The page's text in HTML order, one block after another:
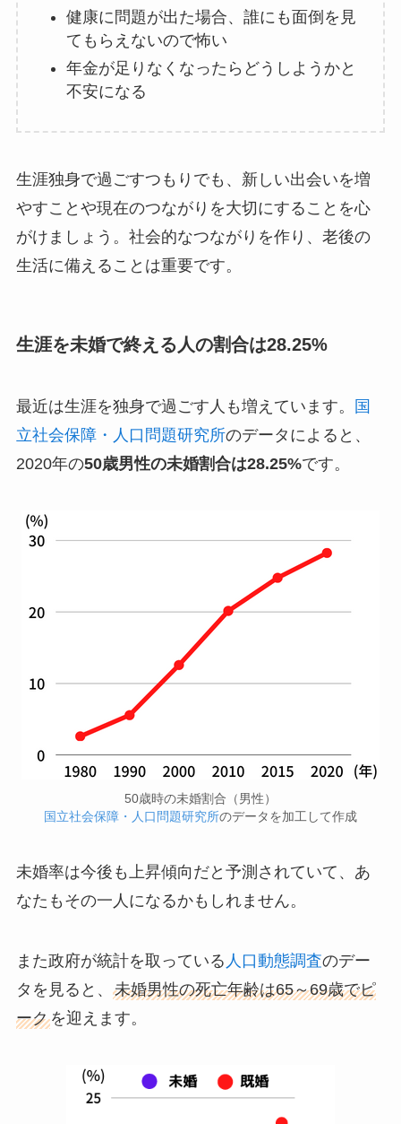
健康に問題が出た場合、誰にも面倒を見
てもらえないので怖い
年金が足りなくなったらどうしようかと
不安になる
生涯独身で過ごすつもりでも、新しい出会いを増
やすことや現在のつながりを大切にすることを心
がけましょう。社会的なつながりを作り、老後の
生活に備えることは重要です。
生涯を未婚で終える人の割合は28.25%
最近は生涯を独身で過ごす人も増えています。
国
立社会保障・人口問題研究所のデータによると、
2020年の50歳男性の未婚割合は28.25%です。
50歳時の未婚割合（男性）
国立社会保障・人口問題研究所のデータを加工して作成
未婚率は今後も上昇傾向だと予測されていて、あ
なたもその一人になるかもしれません。
また政府が統計を取っている 人口動態調査のデー
タを見ると、 未婚男性の死亡年齢は65～69歳でピ
ークを迎えます。